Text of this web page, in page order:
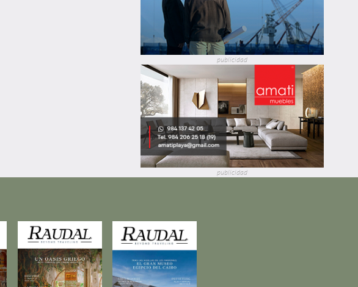
publicidad
publicidad